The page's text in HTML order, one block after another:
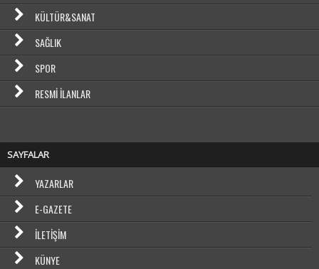
KÜLTÜR&SANAT
SAĞLIK
SPOR
RESMI İLANLAR
SAYFALAR
YAZARLAR
E-GAZETE
İLETIŞIM
KÜNYE